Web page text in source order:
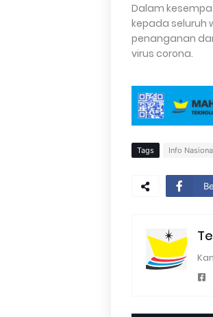
Dalam
kepada seluruh
penanganan
virus corona.
Tags Info